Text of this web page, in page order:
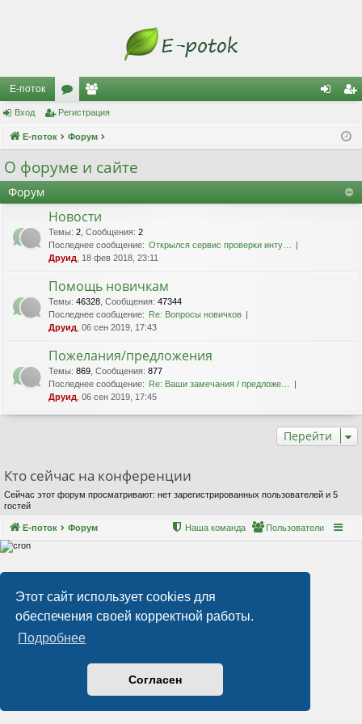
Этот сайт использует cookies для
обеспечения своей корректной работы.
Подробнее
Согласен
Е-поток
ор
ум
ол
ьз
и
ис
ац
Вход Регистрация
Е-поток Форум
О форуме и сайте
Форум
Новости
Темы: 2 Сообщения: 2
Последнее сообщение: Открылся сервис проверки инту…
Друид , 18 фев 2018, 23:11
Помощь новичкам
Темы: 46328 Сообщения: 47344
Последнее сообщение: Re: Вопросы новичков
Друид , 06 сен 2019, 17:43
Пожелания/предложения
Темы: 869 Сообщения: 877
Последнее сообщение: Re: Ваши замечания / предложе…
Друид , 06 сен 2019, 17:45
Перейти
Кто сейчас на конференции
Сейчас этот форум просматривают: нет зарегистрированных пользователей и 5
гостей
Е-поток Форум Пользователи
Наша команда